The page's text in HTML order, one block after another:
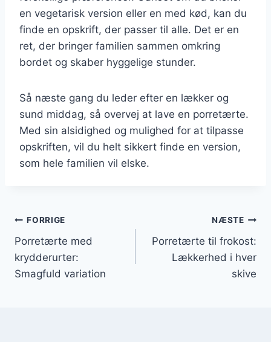
en vegetarisk version eller en med kød, kan du
finde en opskrift, der passer til alle. Det er en
ret, der bringer familien sammen omkring
bordet og skaber hyggelige stunder.
Så næste gang du leder efter en lækker og
sund middag, så overvej at lave en porretærte.
Med sin alsidighed og mulighed for at tilpasse
opskriften, vil du helt sikkert finde en version,
som hele familien vil elske.
Indlægsnavigation
FORRIGE
Porretærte med
krydderurter:
Smagfuld variation
NÆSTE
Porretærte til frokost:
Lækkerhed i hver
skive